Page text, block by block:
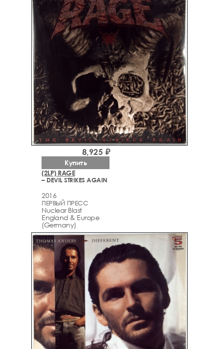
(2LP) RAGE
– DEVIL STRIKES AGAIN
2016
ПЕРВЫЙ ПРЕСС
Nuclear Blast
England & Europe
(Germany)
8,925 ₽
Купить